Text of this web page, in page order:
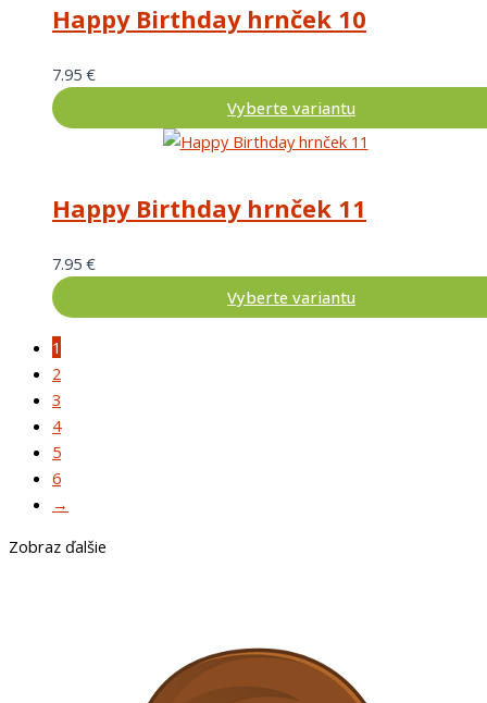
Happy Birthday hrnček 10
7.95 €
Vyberte variantu
Happy Birthday hrnček 11
7.95 €
Vyberte variantu
1
2
3
4
5
6
→
Zobraz ďalšie